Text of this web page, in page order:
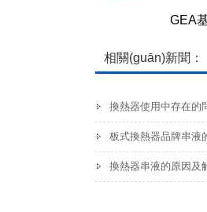
GEA
相關(guān)新聞：
換熱器使用中存在的
板式換熱器品牌串液
換熱器串液的原因及